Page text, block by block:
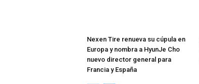
Nexen Tire renueva su cúpula en
Europa y nombra a HyunJe Cho
nuevo director general para
Francia y España